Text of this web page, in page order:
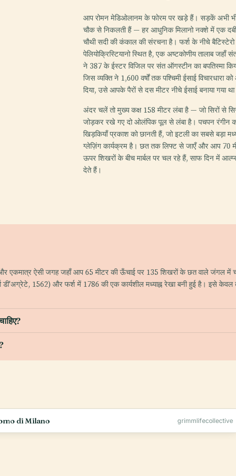
आप रोमन मेडिओलानम के फोरम पर खड़े हैं। सड़कें अभी
चौक से निकलती हैं — हर आधुनिक मिलानो नक्शे में एक
चौथी सदी की कंकाल की संरचना है। फर्श के नीचे बैटिस्टेरो
पेलियोक्रिस्टियानो स्थित है, एक अष्टकोणीय तालाब जहाँ
ने 387 के ईस्टर विजिल पर संत ऑगस्टीन का बपतिस्मा
जिस व्यक्ति ने 1,600 वर्षों तक पश्चिमी ईसाई विचारधारा
दिया, उसे आपके पैरों से दस मीटर नीचे ईसाई बनाया गया
अंदर चलें तो मुख्य कक्ष 158 मीटर लंबा है — जो सिरों से
जोड़कर रखे गए दो ओलंपिक पूल से लंबा है। पचपन रंगीन
खिड़कियाँ प्रकाश को छानती हैं, जो इटली का सबसे बड़ा
ग्लेज़िंग कार्यक्रम है। छत तक लिफ्ट से जाएँ और आप 70
ऊपर शिखरों के बीच मार्बल पर चल रहे हैं, साफ दिन में
देते हैं।
एकमात्र ऐसी जगह जहाँ आप 65 मीटर की ऊँचाई पर 135 शिखरों के छत वाले जंगल में
डी'अग्रेटे, 1562) और फर्श में 1786 की एक कार्यशील मध्याह्न रेखा बनी हुई है। इसे
di Milano grimmlifecollective